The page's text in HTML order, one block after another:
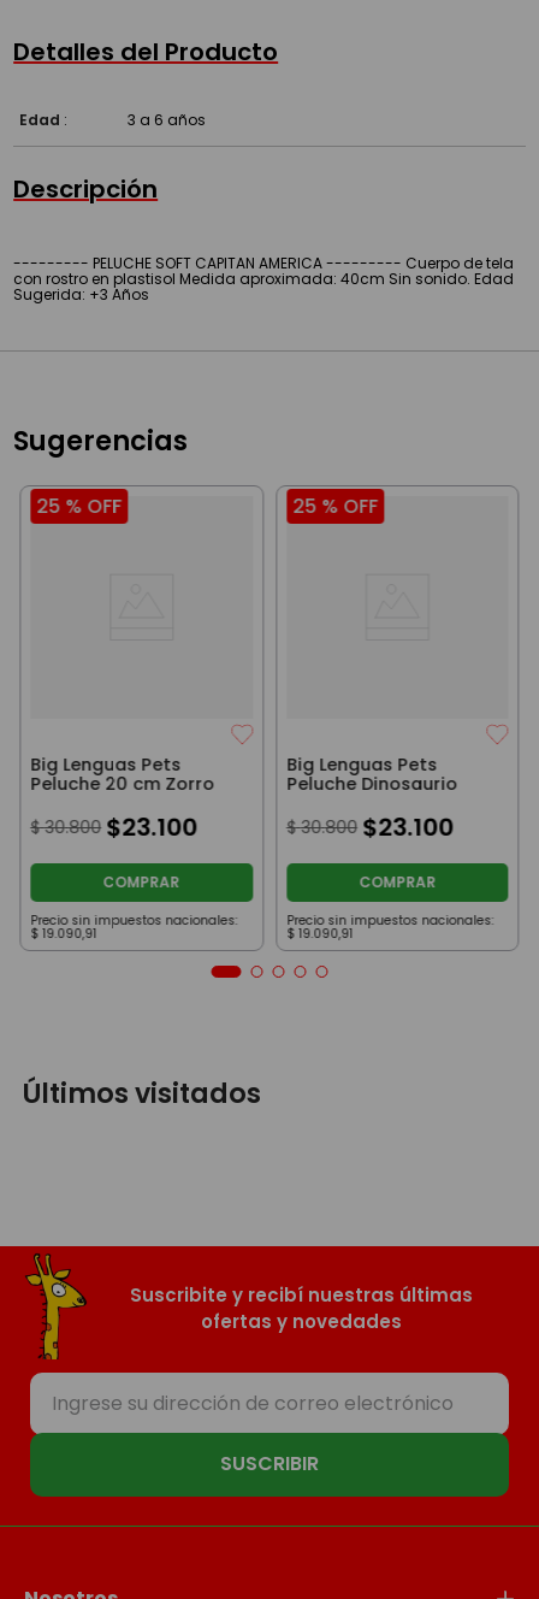
Detalles del Producto
Edad : 3 a 6 años
Descripción
--------- PELUCHE SOFT CAPITAN AMERICA --------- Cuerpo de tela
con rostro en plastisol Medida aproximada: 40cm Sin sonido. Edad
Sugerida: +3 Años
Sugerencias
25 % OFF
Big Lenguas Pets
Peluche 20 cm Zorro
$ 30.800 $23.100
COMPRAR
Precio sin impuestos nacionales:
$ 19.090,91
25 % OFF
Big Lenguas Pets
Peluche Dinosaurio
$ 30.800 $23.100
COMPRAR
Precio sin impuestos nacionales:
$ 19.090,91
Últimos visitados
Suscribite y recibí nuestras últimas
ofertas y novedades
SUSCRIBIR